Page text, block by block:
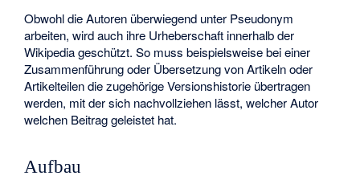
Obwohl die Autoren überwiegend unter Pseudonym
arbeiten, wird auch ihre Urheberschaft innerhalb der
Wikipedia geschützt. So muss beispielsweise bei einer
Zusammenführung oder Übersetzung von Artikeln oder
Artikelteilen die zugehörige Versionshistorie übertragen
werden, mit der sich nachvollziehen lässt, welcher Autor
welchen Beitrag geleistet hat.
Aufbau